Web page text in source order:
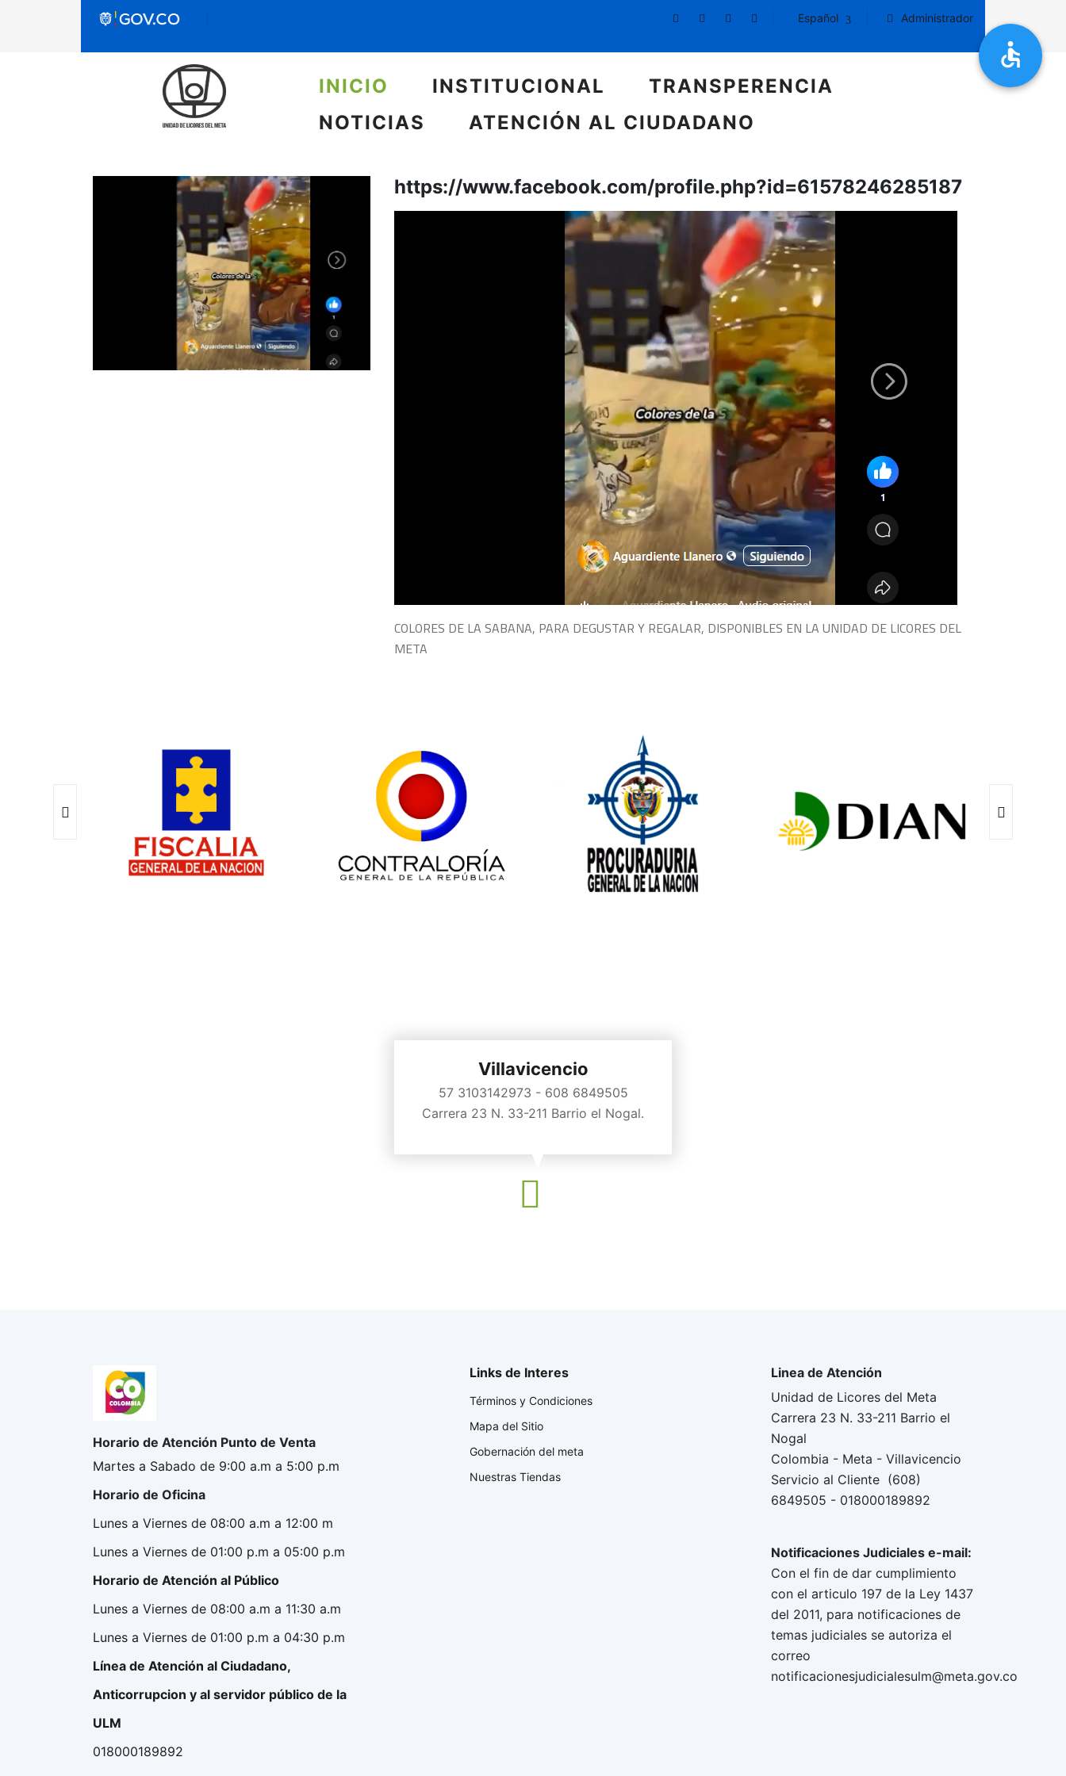
Español Administrador
INICIO INSTITUCIONAL
TRANSPERENCIA
NOTICIAS
ATENCIÓN AL CIUDADANO
https://www.facebook.com/profile.php?id=61578246285187
COLORES DE LA SABANA, PARA DEGUSTAR Y REGALAR, DISPONIBLES EN LA UNIDAD DE LICORES DEL
META
Villavicencio
57 3103142973 - 608 6849505
Carrera 23 N. 33-211 Barrio el Nogal.
Horario de Atención Punto de Venta
Martes a Sabado de 9:00 a.m a 5:00 p.m
Horario de Oficina
Lunes a Viernes de 08:00 a.m a 12:00 m
Lunes a Viernes de 01:00 p.m a 05:00 p.m
Horario de Atención al Público
Lunes a Viernes de 08:00 a.m a 11:30 a.m
Lunes a Viernes de 01:00 p.m a 04:30 p.m
Línea de Atención al Ciudadano,
Anticorrupcion y al servidor público de la
ULM
018000189892
Links de Interes
Términos y Condiciones
Mapa del Sitio
Gobernación del meta
Nuestras Tiendas
Linea de Atención
Unidad de Licores del Meta
Carrera 23 N. 33-211 Barrio el
Nogal
Colombia - Meta - Villavicencio
Servicio al Cliente (608)
6849505 - 018000189892
Notificaciones Judiciales e-mail:
Con el fin de dar cumplimiento
con el articulo 197 de la Ley 1437
del 2011, para notificaciones de
temas judiciales se autoriza el
correo
notificacionesjudicialesulm@meta.gov.co